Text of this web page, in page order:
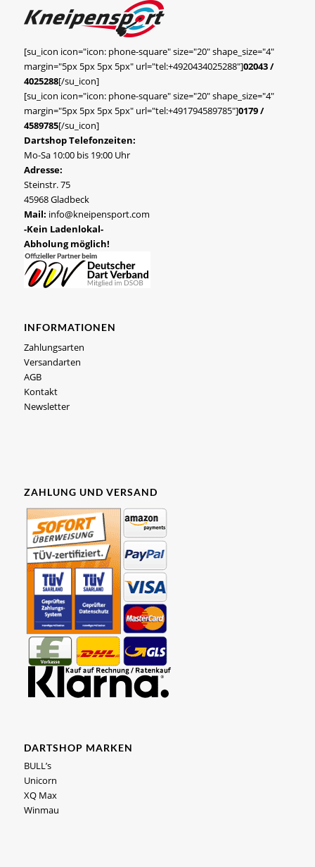
[su_icon icon="icon: phone-square" size="20" shape_size="4"
margin="5px 5px 5px 5px" url="tel:+4920434025288"]02043 /
4025288[/su_icon]
[su_icon icon="icon: phone-square" size="20" shape_size="4"
margin="5px 5px 5px 5px" url="tel:+491794589785"]0179 /
4589785[/su_icon]
Dartshop Telefonzeiten:
Mo-Sa 10:00 bis 19:00 Uhr
Adresse:
Steinstr. 75
45968 Gladbeck
Mail: info@kneipensport.com
-Kein Ladenlokal-
Abholung möglich!
INFORMATIONEN
Zahlungsarten
Versandarten
AGB
Kontakt
Newsletter
ZAHLUNG UND VERSAND
DARTSHOP MARKEN
BULL’s
Unicorn
XQ Max
Winmau